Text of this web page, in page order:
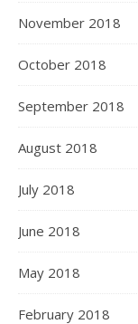
November 2018
October 2018
September 2018
August 2018
July 2018
June 2018
May 2018
February 2018